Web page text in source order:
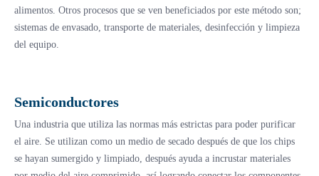
alimentos. Otros procesos que se ven beneficiados por este método son;
sistemas de envasado, transporte de materiales, desinfección y limpieza
del equipo.
Semiconductores
Una industria que utiliza las normas más estrictas para poder purificar
el aire. Se utilizan como un medio de secado después de que los chips
se hayan sumergido y limpiado, después ayuda a incrustar materiales